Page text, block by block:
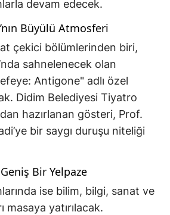
devam edecek.
Büyülü Atmosferi
çekici bölümlerinden biri,
sahnelenecek olan
Antigone" adlı özel
Didim Belediyesi Tiyatro
hazırlanan gösteri, Prof.
bir saygı duruşu niteliği
Bir Yelpaze
ise bilim, bilgi, sanat ve
masaya yatırılacak.